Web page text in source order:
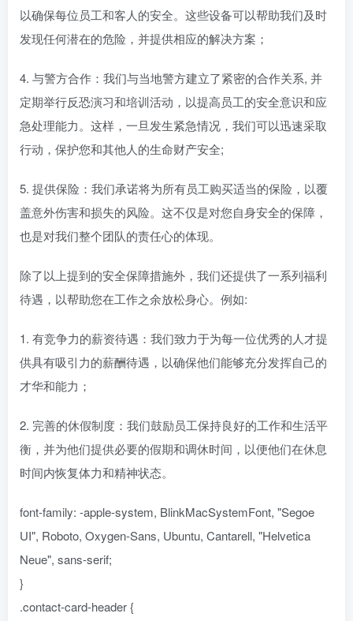
以确保每位员工和客人的安全。这些设备可以帮助我们及时
发现任何潜在的危险，并提供相应的解决方案；
4. 与警方合作：我们与当地警方建立了紧密的合作关系, 并
定期举行反恐演习和培训活动，以提高员工的安全意识和应
急处理能力。这样，一旦发生紧急情况，我们可以迅速采取
行动，保护您和其他人的生命财产安全;
5. 提供保险：我们承诺将为所有员工购买适当的保险，以覆
盖意外伤害和损失的风险。这不仅是对您自身安全的保障，
也是对我们整个团队的责任心的体现。
除了以上提到的安全保障措施外，我们还提供了一系列福利
待遇，以帮助您在工作之余放松身心。例如:
1. 有竞争力的薪资待遇：我们致力于为每一位优秀的人才提
供具有吸引力的薪酬待遇，以确保他们能够充分发挥自己的
才华和能力；
2. 完善的休假制度：我们鼓励员工保持良好的工作和生活平
衡，并为他们提供必要的假期和调休时间，以便他们在休息
时间内恢复体力和精神状态。
font-family: -apple-system, BlinkMacSystemFont, "Segoe
UI", Roboto, Oxygen-Sans, Ubuntu, Cantarell, "Helvetica
Neue", sans-serif;
}
.contact-card-header {